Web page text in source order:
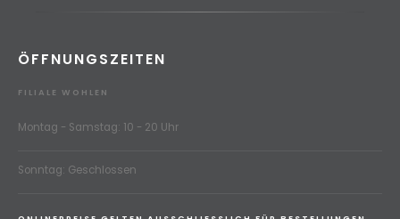
ÖFFNUNGSZEITEN
FILIALE WOHLEN
Montag - Samstag: 10 - 20 Uhr
Sonntag: Geschlossen